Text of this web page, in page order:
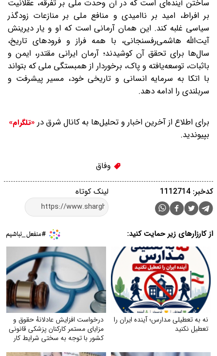
ساختن آینده‌ای است که در آن وحدت ملی بر تفرقه، عقلانیت
بر افراط، امید بر ناامیدی و منافع ملی بر منازعات زودگذر
سیاسی غلبه کند. این همان آرمانی است که او و یار دیرینش
آیت‌الله هاشمی‌رفسنجانی، با همه فراز و فرودهای تاریخ،
سال‌ها برای تحقق آن کوشیدند؛ آرمان ایرانی مقتدر، ایمن و
باثبات، توسعه‌یافته و پاک، برخوردار از همبستگی ملی که بتواند
با اتکا به سرمایه انسانی و تاریخی خود، مسیر پیشرفت و
سربلندی را ادامه دهد.
برای اطلاع از آخرین اخبار و تحلیل‌ها به کانال شرق در «تلگرام»
بپیوندید.
وفاق
لینک کوتاه کدخبر: 1112714
از کارزارهای زیر حمایت کنید:
نه به تعطیلی مدارس؛ آینده ایران را
تعطیل نکنید
درخواست افزایش عادلانهٔ حقوق و
مزایای مستمر کارکنان پزشکی قانونی
کشور با توجه به سختی شرایط کار